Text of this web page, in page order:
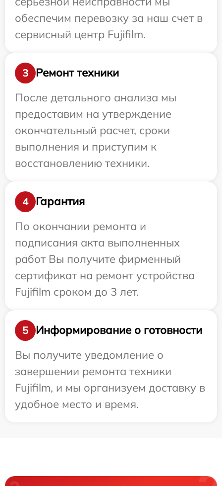
обеспечим перевозку за наш счет в
сервисный центр Fujifilm.
3
Ремонт техники
После детального анализа мы
предоставим на утверждение
окончательный расчет, сроки
выполнения и приступим к
восстановлению техники.
4
Гарантия
По окончании ремонта и
подписания акта выполненных
работ Вы получите фирменный
сертификат на ремонт устройства
Fujifilm сроком до 3 лет.
5
Информирование о готовности
Вы получите уведомление о
завершении ремонта техники
Fujifilm, и мы организуем доставку в
удобное место и время.